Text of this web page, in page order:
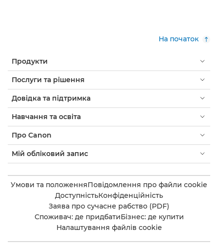
На початок
Продукти
Послуги та рішення
Довідка та підтримка
Навчання та освіта
Про Canon
Мій обліковий запис
Умови та положенняПовідомлення про файли cookie
ДоступністьКонфіденційність
Заява про сучасне рабство (PDF)
Споживач: де придбатиБізнес: де купити
Налаштування файлів cookie